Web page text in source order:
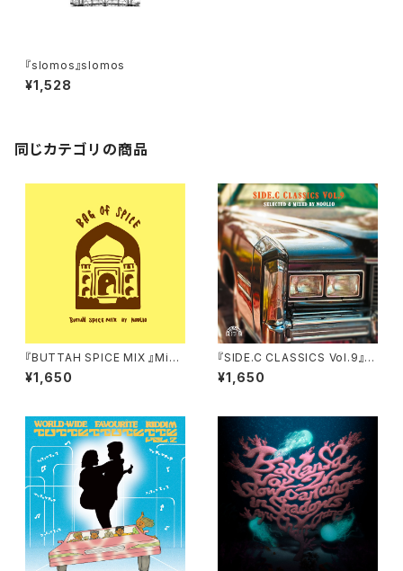
『slomos』slomos
¥1,528
同じカテゴリの商品
『BUTTAH SPICE MIX 』Mixe
d by NOOLIO
¥1,650
『SIDE.C CLASSICS Vol.9』s
elected&mixed by NOOLI
O
¥1,650